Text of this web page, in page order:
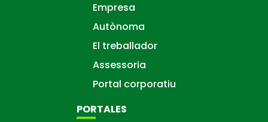
Empresa
Autònoma
El treballador
Assessoria
Portal corporatiu
PORTALES